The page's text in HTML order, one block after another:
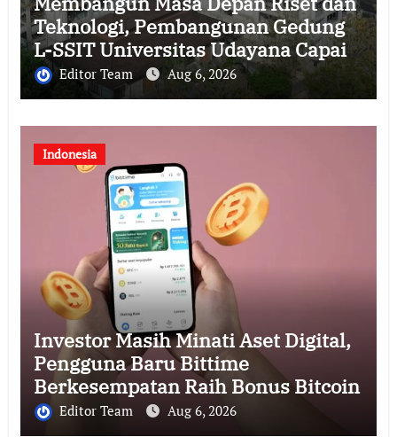
Teknologi, Pembangunan Gedung
L-SSIT Universitas Udayana Capai
Progres 47,11%
Editor Team Aug 6, 2026
Indonesia
Investor Masih Minati Aset Digital,
Pengguna Baru Bittime
Berkesempatan Raih Bonus Bitcoin
Editor Team Aug 6, 2026